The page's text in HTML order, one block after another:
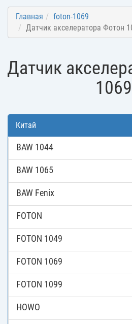
Главная
foton-1069
Датчик акселератора Фотон
Датчик
1069
Китай
BAW 1044
BAW 1065
BAW Fenix
FOTON
FOTON 1049
FOTON 1069
FOTON 1099
HOWO